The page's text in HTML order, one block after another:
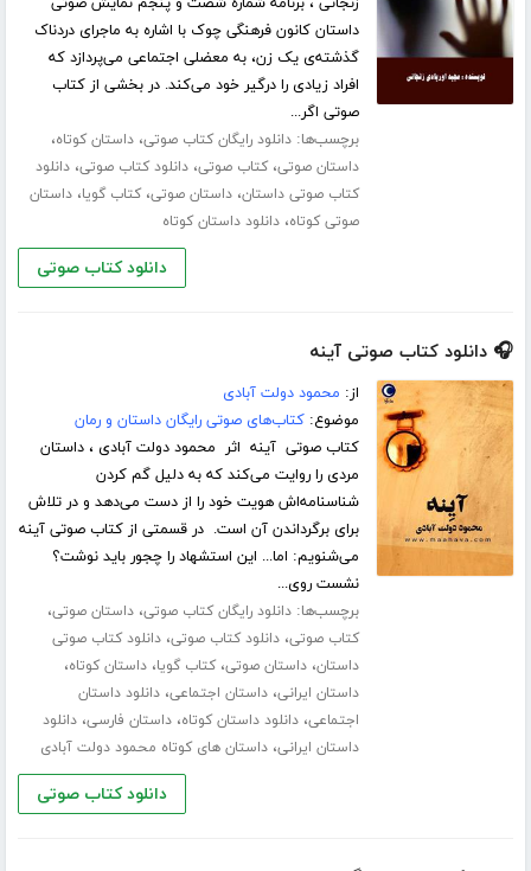
داستان کانون فرهنگی چوک با اشاره به ماجرای دردناک
گذشته‌ی یک زن، به معضلی اجتماعی می‌پردازد که
افراد زیادی را درگیر خود می‌کند. در بخشی از کتاب
صوتی اگر...
برچسب‌ها:دانلود رایگان کتاب صوتی،داستان کوتاه،
داستان صوتی،کتاب صوتی،دانلود کتاب صوتی،دانلود
کتاب صوتی داستان،داستان صوتی،کتاب گویا،داستان
صوتی کوتاه،دانلود داستان کوتاه
دانلود کتاب صوتی
🎧 دانلود کتاب صوتی آینه
از: محمود دولت آبادی
موضوع:کتاب‌های صوتی رایگان داستان و رمان
کتاب صوتی آینه اثر محمود دولت آبادی ، داستان
مردی را روایت می‌کند که به دلیل گم کردن
شناسنامه‌اش هویت خود را از دست می‌دهد و در تلاش
برای برگرداندن آن است. در قسمتی از کتاب صوتی آینه
می‌شنویم: اما... این استشهاد را چجور باید نوشت؟
نشست روی...
برچسب‌ها:دانلود رایگان کتاب صوتی،داستان صوتی،
کتاب صوتی،دانلود کتاب صوتی،دانلود کتاب صوتی
داستان،داستان صوتی،کتاب گویا،داستان کوتاه،
داستان ایرانی،داستان اجتماعی،دانلود داستان
اجتماعی،دانلود داستان کوتاه،داستان فارسی،دانلود
داستان ایرانی،داستان های کوتاه محمود دولت آبادی
دانلود کتاب صوتی